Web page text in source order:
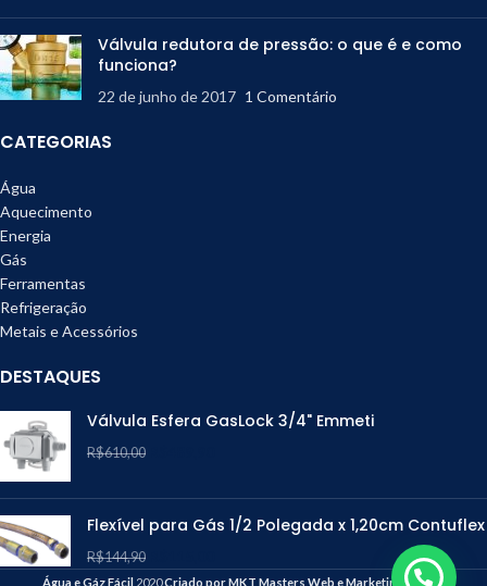
Válvula redutora de pressão: o que é e como
funciona?
22 de junho de 2017 1 Comentário
CATEGORIAS
Água
Aquecimento
Energia
Gás
Ferramentas
Refrigeração
Metais e Acessórios
DESTAQUES
Válvula Esfera GasLock 3/4" Emmeti
R$610,00
Flexível para Gás 1/2 Polegada x 1,20cm Contuflex
R$144,90
Água e Gáz Fácil 2020Criado por MKT Masters Web e Marketing Digital.